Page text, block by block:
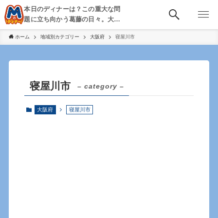
本日のディナーは？この重大な問
題に立ち向かう葛藤の日々。大
阪・京都・神戸を中心とした食べ
歩き、飲み歩きを綴る。
ホーム 地域別カテゴリー 大阪府 寝屋川市
寝屋川市 – category –
大阪府 寝屋川市